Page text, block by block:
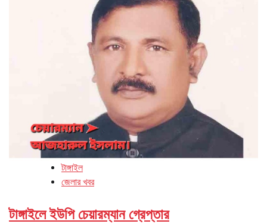
টাঙ্গাইল
জেলার খবর
টাঙ্গাইলে ইউপি চেয়ারম্যান গ্রেপ্তার